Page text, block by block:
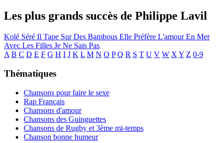
Les plus grands succès de Philippe Lavil
Kolé Séré Il Tape Sur Des Bambous Elle Préfère L'amour En Mer
Avec Les Filles Je Ne Sais Pas
A B C D E F G H I J K L M N O P Q R S T U V W X Y Z 0-9
Thématiques
Chansons pour faire le sexe
Rap Français
Chansons d'amour
Chansons des Guinguettes
Chansons de Rugby et 3ème mi-temps
Chanson bonne humeur